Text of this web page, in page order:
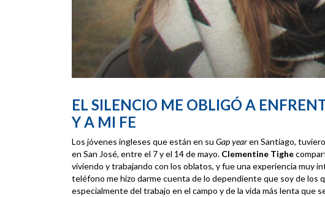
EL SILENCIO ME OBLIGÓ A
Y A MI FE
Los jóvenes ingleses que están en su Gap yearen Santiago,
en San José, entre el 7 y el 14 de mayo. Clementine Tighe
viviendo y trabajando con los oblatos, y fue una experiencia muy
teléfono me hizo darme cuenta de lo dependiente que soy de los
especialmente del trabajo en el campo y de la vida más lenta que